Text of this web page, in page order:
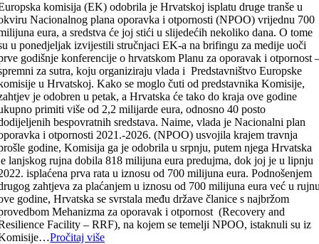
komisija (EK) odobrila je Hrvatskoj isplatu druge tranše u
Nacionalnog plana oporavka i otpornosti (NPOO) vrijednu 700
eura, a sredstva će joj stići u slijedećih nekoliko dana. O tome
u ponedjeljak izvijestili stručnjaci EK-a na brifingu za medije uoči
godišnje konferencije o hrvatskom Planu za oporavak i otpornost
za sutra, koju organiziraju vlada i Predstavništvo Europske
u Hrvatskoj. Kako se moglo čuti od predstavnika Komisije,
je odobren u petak, a Hrvatska će tako do kraja ove godine
primiti više od 2,2 milijarde eura, odnosno 40 posto
bespovratnih sredstava. Naime, vlada je Nacionalni plan
i otpornosti 2021.-2026. (NPOO) usvojila krajem travnja
godine, Komisija ga je odobrila u srpnju, putem njega Hrvatska
lanjskog rujna dobila 818 milijuna eura predujma, dok joj je u lipnju
isplaćena prva rata u iznosu od 700 milijuna eura. Podnošenjem
zahtjeva za plaćanjem u iznosu od 700 milijuna eura već u
godine, Hrvatska se svrstala među države članice s najbržom
Mehanizma za oporavak i otpornost (Recovery and
Facility – RRF), na kojem se temelji NPOO, istaknuli su iz
Pročitaj više